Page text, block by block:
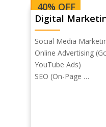
40% OFF
Digital
Social Media
Online Advertising
YouTube Ads)
SEO (On-Page …